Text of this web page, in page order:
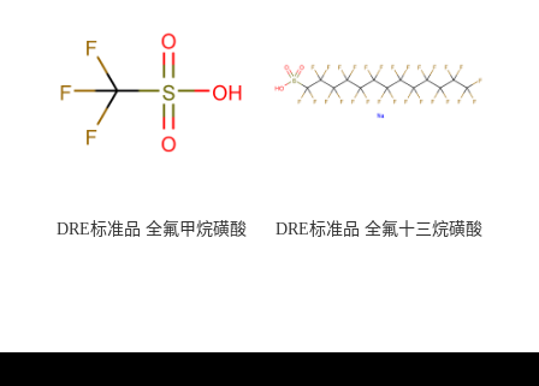
（泰坦现货供应）
DRE标准品 全氟甲烷磺酸
DRE标准品 全氟十三烷磺酸